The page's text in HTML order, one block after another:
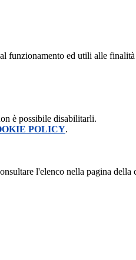
funzionamento ed utili alle
è possibile disabilitarli.
POLICY.
l'elenco nella pagina della